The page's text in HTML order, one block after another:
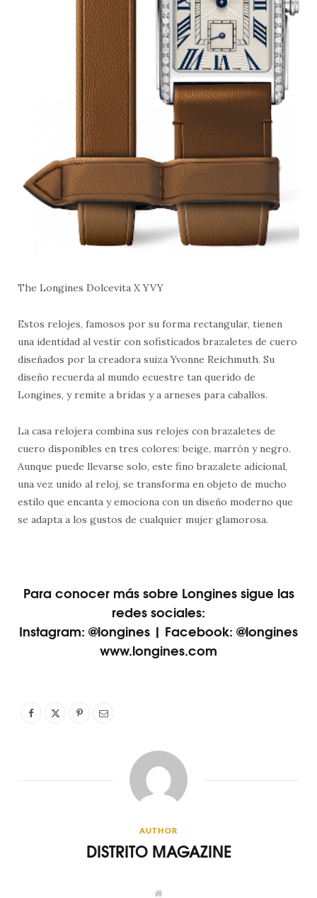
The Longines Dolcevita X YVY
Estos relojes, famosos por su forma rectangular, tienen
una identidad al vestir con sofisticados brazaletes de cuero
diseñados por la creadora suiza Yvonne Reichmuth. Su
diseño recuerda al mundo ecuestre tan querido de
Longines, y remite a bridas y a arneses para caballos.
La casa relojera combina sus relojes con brazaletes de
cuero disponibles en tres colores: beige, marrón y negro.
Aunque puede llevarse solo, este fino brazalete adicional,
una vez unido al reloj, se transforma en objeto de mucho
estilo que encanta y emociona con un diseño moderno que
se adapta a los gustos de cualquier mujer glamorosa.
Para conocer más sobre Longines sigue las
redes sociales:
Instagram: @longines | Facebook: @longines
www.longines.com
AUTHOR
DISTRITO MAGAZINE
W